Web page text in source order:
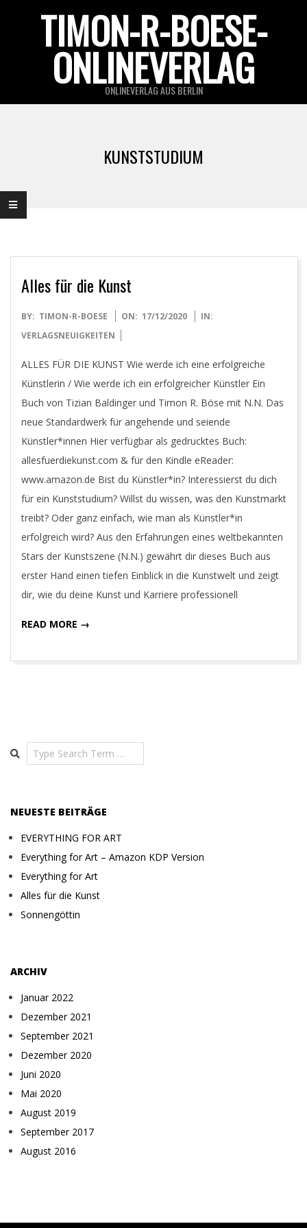
TIMON-R-BOESE-
ONLINEVERLAG
ONLINEVERLAG AUS BERLIN
KUNSTSTUDIUM
Alles für die Kunst
2020-
12-
BY: TIMON-R-BOESE ON: 17/12/2020
IN:
VERLAGSNEUIGKEITEN
ALLES FÜR DIE KUNST Wie werde ich eine erfolgreiche
Künstlerin / Wie werde ich ein erfolgreicher Künstler Ein
Buch von Tizian Baldinger und Timon R. Böse mit N.N. Das
neue Standardwerk für angehende und seiende
Künstler*innen Hier verfügbar als gedrucktes Buch:
allesfuerdiekunst.com & für den Kindle eReader:
www.amazon.de Bist du Künstler*in? Interessierst du dich
für ein Kunststudium? Willst du wissen, was den Kunstmarkt
treibt? Oder ganz einfach, wie man als Künstler*in
erfolgreich wird? Aus den Erfahrungen eines weltbekannten
Stars der Kunstszene (N.N.) gewährt dir dieses Buch aus
erster Hand einen tiefen Einblick in die Kunstwelt und zeigt
dir, wie du deine Kunst und Karriere professionell
READ MORE →
Search
NEUESTE BEITRÄGE
EVERYTHING FOR ART
Everything for Art – Amazon KDP Version
Everything for Art
Alles für die Kunst
Sonnengöttin
ARCHIV
Januar 2022
Dezember 2021
September 2021
Dezember 2020
Juni 2020
Mai 2020
August 2019
September 2017
August 2016